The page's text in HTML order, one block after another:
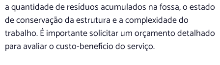
a quantidade de resíduos acumulados na fossa, o estado
de conservação da estrutura e a complexidade do
trabalho. É importante solicitar um orçamento detalhado
para avaliar o custo-benefício do serviço.